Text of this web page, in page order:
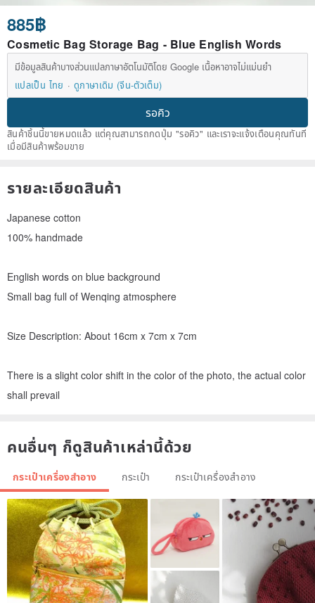
885฿
Cosmetic Bag Storage Bag - Blue English Words
มีข้อมูลสินค้าบางส่วนแปลภาษาอัตโนมัติโดย Google เนื้อหาอาจไม่แม่นยำ
แปลเป็น ไทย
ดูภาษาเดิม (จีน-ตัวเต็ม)
รอคิว
สินค้าชิ้นนี้ขายหมดแล้ว แต่คุณสามารถกดปุ่ม "รอคิว" และเราจะแจ้งเตือนคุณทันที
เมื่อมีสินค้าพร้อมขาย
รายละเอียดสินค้า
Japanese cotton
100% handmade
English words on blue background
Small bag full of Wenqing atmosphere
Size Description: About 16cm x 7cm x 7cm
There is a slight color shift in the color of the photo, the actual color
shall prevail
คนอื่นๆ ก็ดูสินค้าเหล่านี้ด้วย
กระเป๋าเครื่องสำอาง กระเป๋า กระเป๋าเครื่องสำอาง